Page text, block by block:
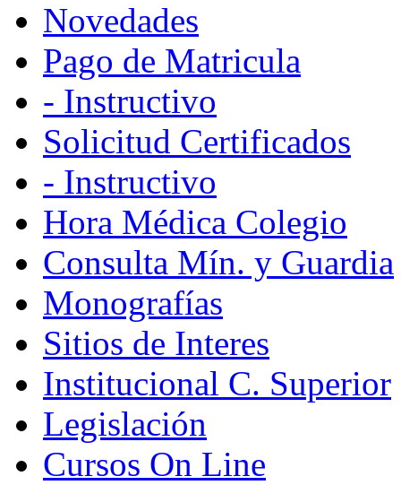
Novedades
Pago de Matricula
- Instructivo
Solicitud Certificados
- Instructivo
Hora Médica Colegio
Consulta Mín. y Guardia
Monografías
Sitios de Interes
Institucional C. Superior
Legislación
Cursos On Line